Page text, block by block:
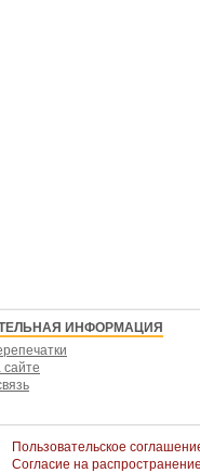
ИНФОРМАЦИЯ
сайте
Пользовательское
Согласие на